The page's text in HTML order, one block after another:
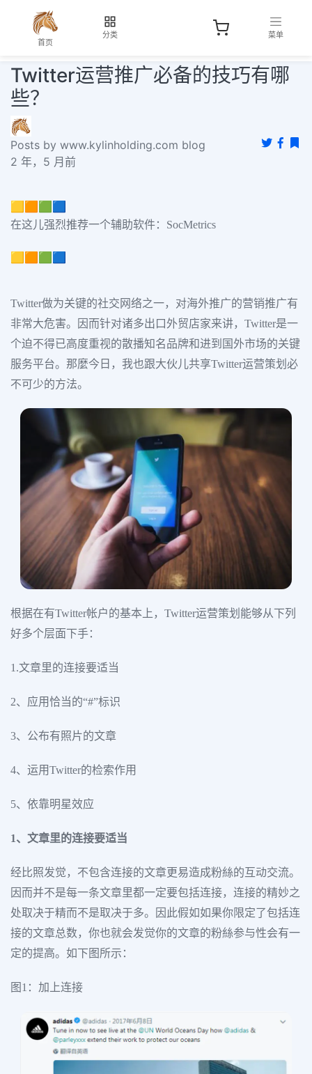
首页
分类 菜单
Twitter运营推广必备的技巧有哪
些？
Posts by www.kylinholding.com blog
2 年，5 月前
🟨🟧🟩🟦
在这儿强烈推荐一个辅助软件：SocMetrics
🟨🟧🟩🟦
Twitter做为关键的社交网络之一，对海外推广的营销推广有
非常大危害。因而针对诸多出口外贸店家来讲，Twitter是一
个迫不得已高度重视的散播知名品牌和进到国外市场的关键
服务平台。那麼今日，我也跟大伙儿共享Twitter运营策划必
不可少的方法。
根据在有Twitter帐户的基本上，Twitter运营策划能够从下列
好多个层面下手：
1.文章里的连接要适当
2、应用恰当的“#”标识
3、公布有照片的文章
4、运用Twitter的检索作用
5、依靠明星效应
1、文章里的连接要适当
经比照发觉，不包含连接的文章更易造成粉絲的互动交流。
因而并不是每一条文章里都一定要包括连接，连接的精妙之
处取决于精而不是取决于多。因此假如如果你限定了包括连
接的文章总数，你也就会发觉你的文章的粉絲参与性会有一
定的提高。如下图所示：
图1：加上连接